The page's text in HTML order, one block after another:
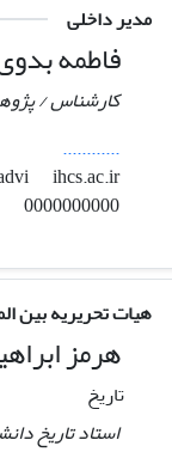
مدیر داخلی
فاطمه
کارشناس /
............
badvi
ihcs.ac.ir
هیات تحریریه بین
هرمز
تاریخ
استاد تاریخ